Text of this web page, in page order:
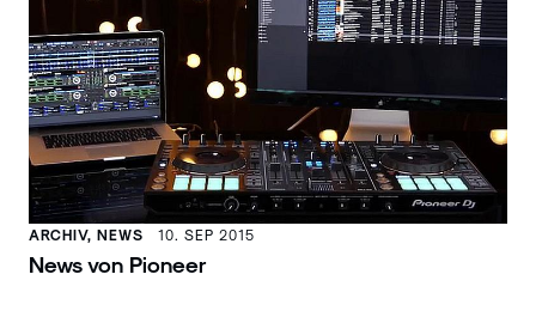
ARCHIV, NEWS 10. SEP 2015
News von Pioneer